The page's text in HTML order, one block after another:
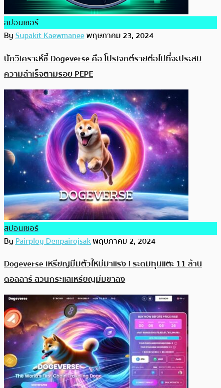
สปอนเซอร์
BySupakit Kaewmaneeพฤษภาคม 23, 2024
นักวิเคราะห์ชี้ Dogeverse คือ โปรเจกต์รายต่อไปที่จะประสบ
ความสำเร็จตามรอย PEPE
สปอนเซอร์
ByPairploy Denpairojsakพฤษภาคม 2, 2024
Dogeverse เหรียญมีมตัวใหม่มาแรง ! ระดมทุนแตะ 11 ล้าน
ดอลลาร์ สวนกระแสเหรียญมีมขาลง